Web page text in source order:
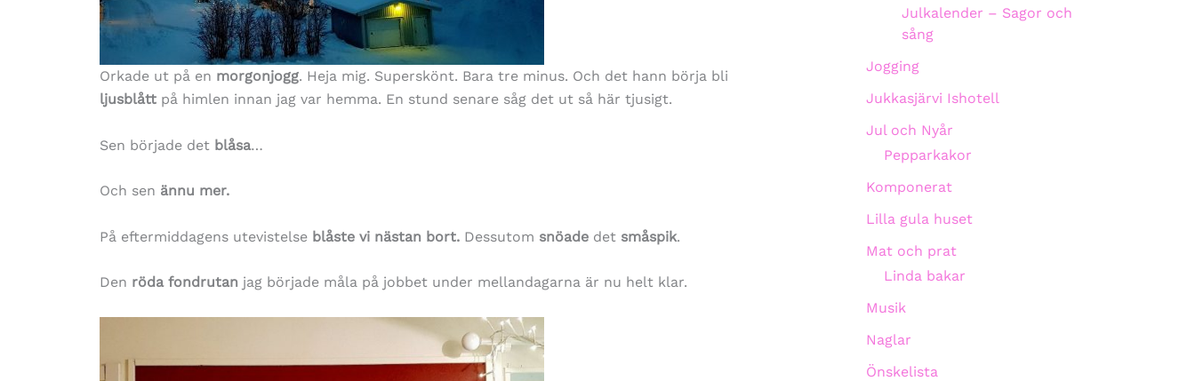
Orkade ut på en morgonjogg. Heja mig. Superskönt. Bara tre minus. Och det hann börja bli
ljusblått på himlen innan jag var hemma. En stund senare såg det ut så här tjusigt.
Sen började det blåsa…
Och sen ännu mer.
På eftermiddagens utevistelse blåste vi nästan bort. Dessutom snöade det småspik.
Den röda fondrutan jag började måla på jobbet under mellandagarna är nu helt klar.
Julkalender – Sagor och
sång
Jogging
Jukkasjärvi Ishotell
Jul och Nyår
Pepparkakor
Komponerat
Lilla gula huset
Mat och prat
Linda bakar
Musik
Naglar
Önskelista